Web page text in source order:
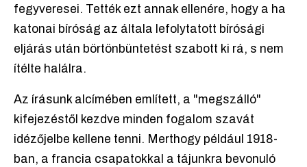
fegyveresei. Tették ezt annak ellenére, hogy a ha
katonai bíróság az általa lefolytatott bírósági
eljárás után börtönbüntetést szabott ki rá, s nem
ítélte halálra.
Az írásunk alcímében említett, a "megszálló"
kifejezéstől kezdve minden fogalom szavát
idézőjelbe kellene tenni. Merthogy például 1918-
ban, a francia csapatokkal a tájunkra bevonuló